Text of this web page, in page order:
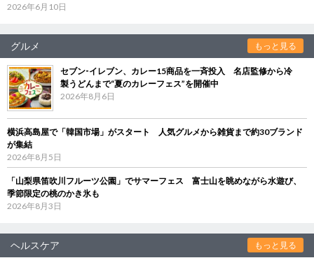
2026年6月10日
グルメ もっと見る
セブン‐イレブン、カレー15商品を一斉投入 名店監修から冷
製うどんまで“夏のカレーフェス”を開催中
2026年8月6日
横浜高島屋で「韓国市場」がスタート 人気グルメから雑貨まで約30ブランド
が集結
2026年8月5日
「山梨県笛吹川フルーツ公園」でサマーフェス 富士山を眺めながら水遊び、
季節限定の桃のかき氷も
2026年8月3日
ヘルスケア もっと見る